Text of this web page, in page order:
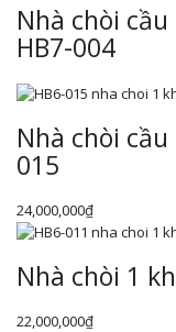
Nhà chòi
HB7-004
Nhà chòi
015
24,000,000₫
Nhà chòi 1
22,000,000₫